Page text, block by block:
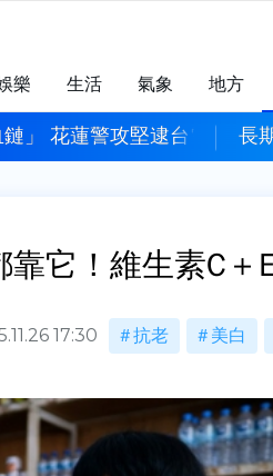
樂 生活 氣象 地方
」 花蓮警攻堅逮台電電纜長
它！維生素C＋
17:30 抗老 美白